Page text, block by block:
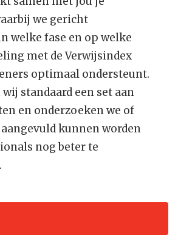
we gericht
welke fase en op welke
met de Verwijsindex
optimaal ondersteunt.
standaard een set aan
en onderzoeken we of
kunnen worden
nog beter te